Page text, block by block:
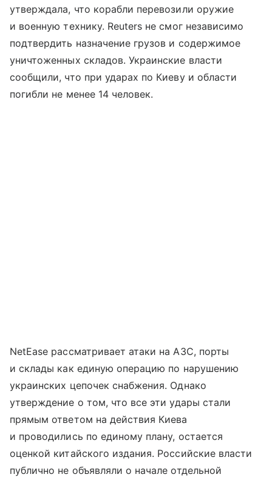
утверждала, что корабли перевозили оружие
и военную технику. Reuters не смог независимо
подтвердить назначение грузов и содержимое
уничтоженных складов. Украинские власти
сообщили, что при ударах по Киеву и области
погибли не менее 14 человек.
NetEase рассматривает атаки на АЗС, порты
и склады как единую операцию по нарушению
украинских цепочек снабжения. Однако
утверждение о том, что все эти удары стали
прямым ответом на действия Киева
и проводились по единому плану, остается
оценкой китайского издания. Российские власти
публично не объявляли о начале отдельной